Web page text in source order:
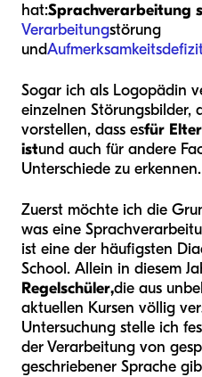
hat:Sprachverarbeitung
Verarbeitungstörung
und
Sogar ich als Logopädin
einzelnen Störungsbilder,
vorstellen, dass esfür
istund auch für andere
Unterschiede zu erkennen.
Zuerst möchte ich die
was eine
ist eine der häufigsten
School. Allein in diesem
Regelschüler,die aus
aktuellen Kursen völlig
Untersuchung stelle ich
der Verarbeitung von
geschriebener Sprache